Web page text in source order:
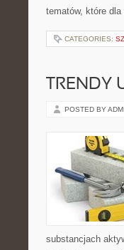
tematów, które
CATEGORIES:
TRENDY
POSTED BY
substancjach